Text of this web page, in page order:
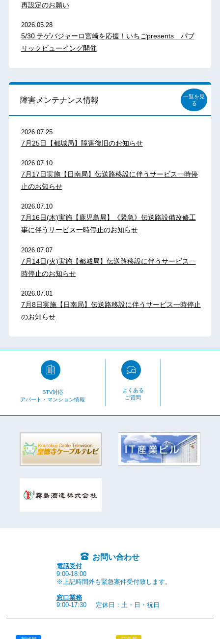
再設定のお願い
2026.05.28
5/30 テゲバジャーロ宮崎を応援！いちごpresents パブ
リックビューイング開催
障害メンテナンス情報
一覧を見
る
2026.07.25
7月25日【都城局】障害復旧のお知らせ
2026.07.10
7月17日実施【日南局】伝送路移設に伴うサービス一時停
止のお知らせ
2026.07.10
7月16日(木)実施【鹿児島局】《緊急》伝送路設備改修工
事に伴うサービス一時停止のお知らせ
2026.07.07
7月14日(火)実施【都城局】伝送路移設に伴うサービス一
時停止のお知らせ
2026.07.01
7月8日実施【日南局】伝送路移設に伴うサービス一時停止
のお知らせ
BTV対応
アパート・マンション情報
よくある
ご質問
お問い合わせ
電話受付
9:00-18:00
※上記時間外も緊急案件受付致します。
窓口業務
9:00-17:30
定休日：土・日・祝日